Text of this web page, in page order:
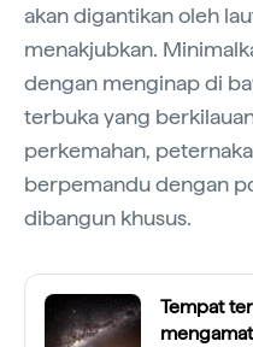
akan digantikan oleh
menakjubkan.
dengan menginap di
terbuka yang
perkemahan,
berpemandu dengan
dibangun khusus.
Tempat